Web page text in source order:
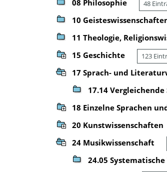
08 Philosophie 48
10
11 Theologie,
15 Geschichte 123
17 Sprach- und
17.14
18 Einzelne Sprachen
20 Kunstwissenschaften
24 Musikwissenschaft
24.05